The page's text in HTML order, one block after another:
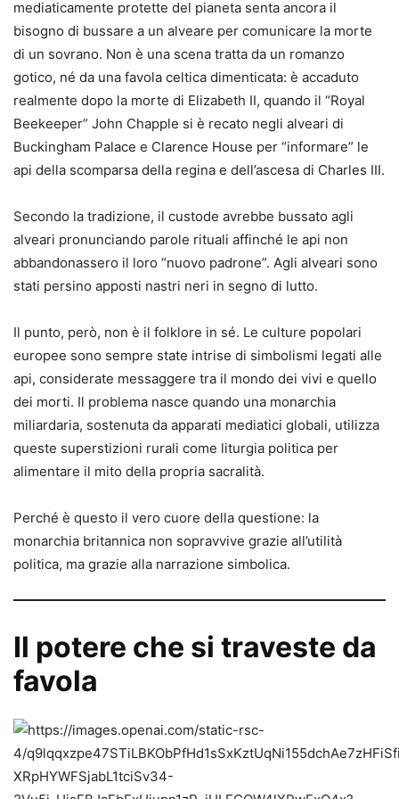
mediaticamente protette del pianeta senta ancora il
bisogno di bussare a un alveare per comunicare la morte
di un sovrano. Non è una scena tratta da un romanzo
gotico, né da una favola celtica dimenticata: è accaduto
realmente dopo la morte di Elizabeth II, quando il “Royal
Beekeeper” John Chapple si è recato negli alveari di
Buckingham Palace e Clarence House per “informare” le
api della scomparsa della regina e dell’ascesa di Charles III.
Secondo la tradizione, il custode avrebbe bussato agli
alveari pronunciando parole rituali affinché le api non
abbandonassero il loro “nuovo padrone”. Agli alveari sono
stati persino apposti nastri neri in segno di lutto.
Il punto, però, non è il folklore in sé. Le culture popolari
europee sono sempre state intrise di simbolismi legati alle
api, considerate messaggere tra il mondo dei vivi e quello
dei morti. Il problema nasce quando una monarchia
miliardaria, sostenuta da apparati mediatici globali, utilizza
queste superstizioni rurali come liturgia politica per
alimentare il mito della propria sacralità.
Perché è questo il vero cuore della questione: la
monarchia britannica non sopravvive grazie all’utilità
politica, ma grazie alla narrazione simbolica.
Il potere che si traveste da
favola